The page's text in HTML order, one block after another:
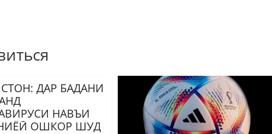
ДАР БАДАНИ
НАВЪИ
ОШКОР ШУД